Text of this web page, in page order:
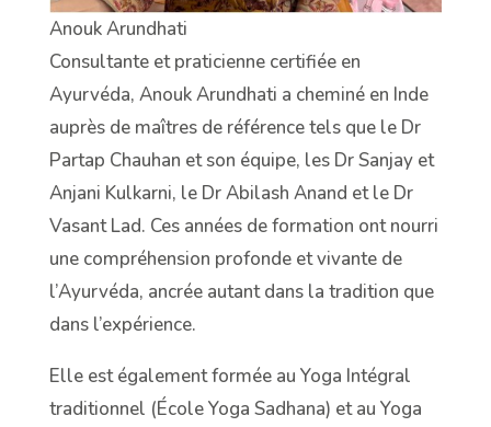
Anouk Arundhati
Consultante et praticienne certifiée en
Ayurvéda, Anouk Arundhati a cheminé en Inde
auprès de maîtres de référence tels que le Dr
Partap Chauhan et son équipe, les Dr Sanjay et
Anjani Kulkarni, le Dr Abilash Anand et le Dr
Vasant Lad. Ces années de formation ont nourri
une compréhension profonde et vivante de
l’Ayurvéda, ancrée autant dans la tradition que
dans l’expérience.
Elle est également formée au Yoga Intégral
traditionnel (École Yoga Sadhana) et au Yoga